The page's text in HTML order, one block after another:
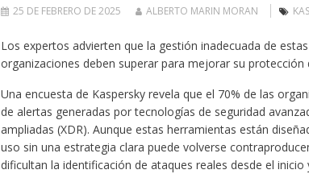
25 DE FEBRERO DE 2025 ALBERTO MARIN MORAN
Los expertos advierten que la gestión inadecuada de
organizaciones deben superar para mejorar su protección
Una encuesta de Kaspersky revela que el 70% de las
de alertas generadas por tecnologías de seguridad
ampliadas (XDR). Aunque estas herramientas están
uso sin una estrategia clara puede volverse
dificultan la identificación de ataques reales desde el